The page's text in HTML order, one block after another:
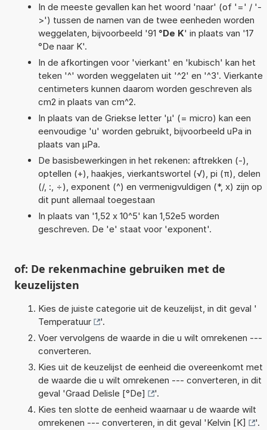
In de meeste gevallen kan het woord 'naar' (of '=' / '-
>') tussen de namen van de twee eenheden worden
weggelaten, bijvoorbeeld '91 °De K' in plaats van '17
°De naar K'.
In de afkortingen voor 'vierkant' en 'kubisch' kan het
teken '^' worden weggelaten uit '^2' en '^3'. Vierkante
centimeters kunnen daarom worden geschreven als
cm2 in plaats van cm^2.
In plaats van de Griekse letter 'µ' (= micro) kan een
eenvoudige 'u' worden gebruikt, bijvoorbeeld uPa in
plaats van µPa.
De basisbewerkingen in het rekenen: aftrekken (-),
optellen (+), haakjes, vierkantswortel (√), pi (π), delen
(/, :, ÷), exponent (^) en vermenigvuldigen (*, x) zijn op
dit punt allemaal toegestaan
In plaats van '1,52 x 10^5' kan 1,52e5 worden
geschreven. De 'e' staat voor 'exponent'.
of: De rekenmachine gebruiken met de
keuzelijsten
Kies de juiste categorie uit de keuzelijst, in dit geval '
Temperatuur
'.
Voer vervolgens de waarde in die u wilt omrekenen ---
converteren.
Kies uit de keuzelijst de eenheid die overeenkomt met
de waarde die u wilt omrekenen --- converteren, in dit
geval 'Graad Delisle [°De]
'.
Kies ten slotte de eenheid waarnaar u de waarde wilt
omrekenen --- converteren, in dit geval 'Kelvin [K] '.